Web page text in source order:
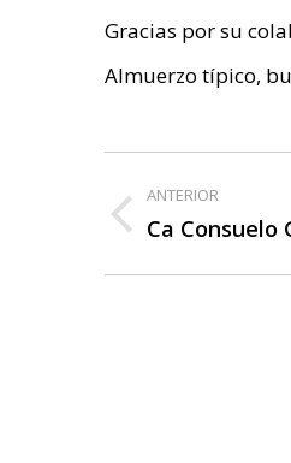
Gracias por su
Almuerzo típico,
entre
ANTERIOR
Publicación
Ca Consuelo